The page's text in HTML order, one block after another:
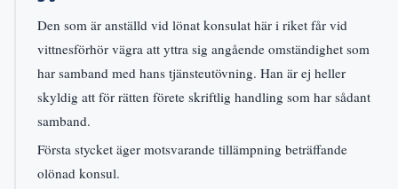
Den som är anställd vid lönat konsulat här i riket får vid
vittnesförhör vägra att yttra sig angående omständighet som
har samband med hans tjänsteutövning. Han är ej heller
skyldig att för rätten förete skriftlig handling som har sådant
samband.
Första stycket äger motsvarande tillämpning beträffande
olönad konsul.